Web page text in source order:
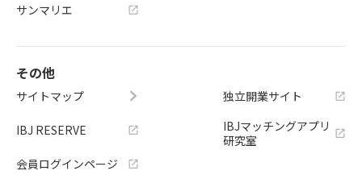
サンマリエ
その他
サイトマップ
IBJ RESERVE
会員ログインページ
独立開業サイト
IBJマッチングアプリ
研究室